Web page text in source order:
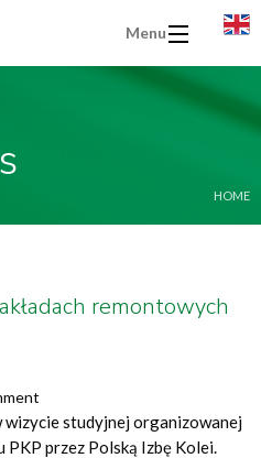
Menu
HOME
remontowych
wizycie studyjnej organizowanej
PKP przez Polską Izbę Kolei.